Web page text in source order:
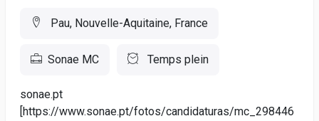
Pau, Nouvelle-Aquitaine, France
Sonae MC Temps plein
sonae.pt
[https://www.sonae.pt/fotos/candidaturas/mc_298446